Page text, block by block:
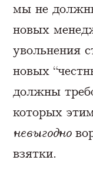
мы не
новых
увольнения
новых
должны
которых
невыгодно
взятки.